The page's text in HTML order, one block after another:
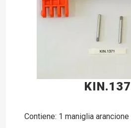
Contiene: 1 maniglia